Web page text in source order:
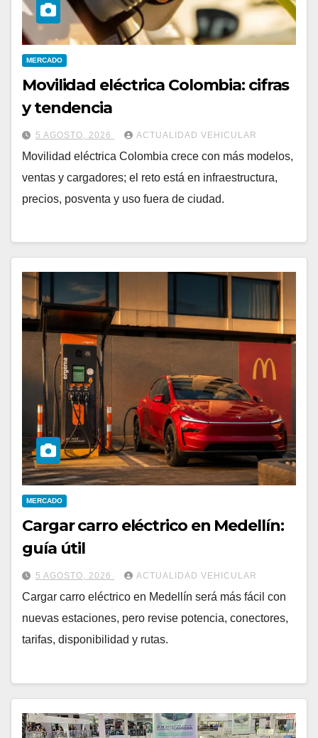
MERCADO
Movilidad eléctrica Colombia: cifras
y tendencia
5 AGOSTO, 2026 ACTUALIDAD VEHICULAR
Movilidad eléctrica Colombia crece con más modelos,
ventas y cargadores; el reto está en infraestructura,
precios, posventa y uso fuera de ciudad.
MERCADO
Cargar carro eléctrico en Medellín:
guía útil
5 AGOSTO, 2026 ACTUALIDAD VEHICULAR
Cargar carro eléctrico en Medellín será más fácil con
nuevas estaciones, pero revise potencia, conectores,
tarifas, disponibilidad y rutas.